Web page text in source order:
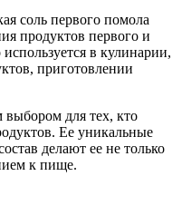
соль первого помола
продуктов первого и
в кулинарии,
приготовлении
выбором для тех, кто
Ее уникальные
делают ее не только
к пище.